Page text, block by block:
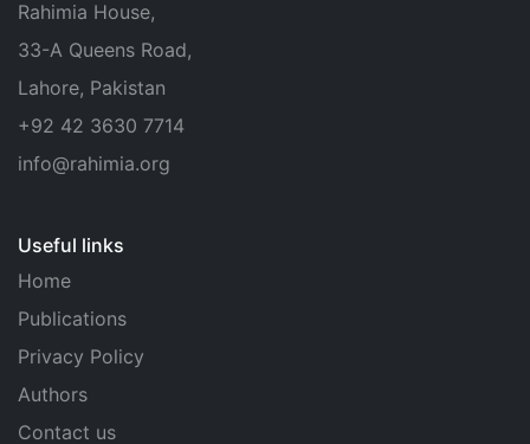
Rahimia House,
33-A Queens Road,
Lahore, Pakistan
+92 42 3630 7714
info@rahimia.org
Useful links
Home
Publications
Privacy Policy
Authors
Contact us